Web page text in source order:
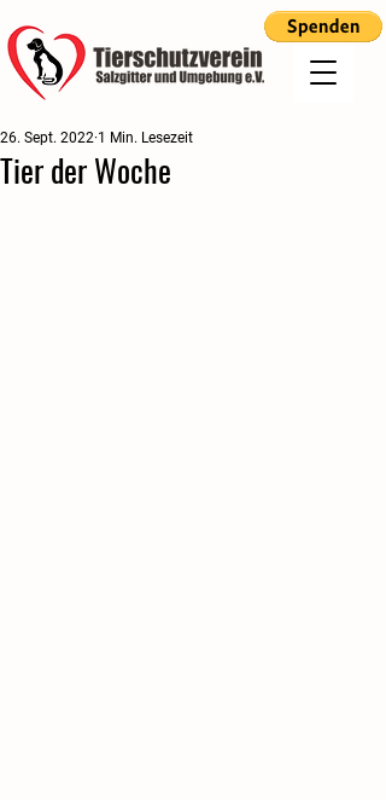
Tier der Woche
26. Sept. 2022 1 Min. Lesezeit